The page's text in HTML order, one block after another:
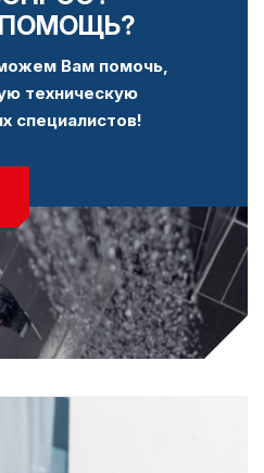
Вам помочь,
техническую
специалистов!